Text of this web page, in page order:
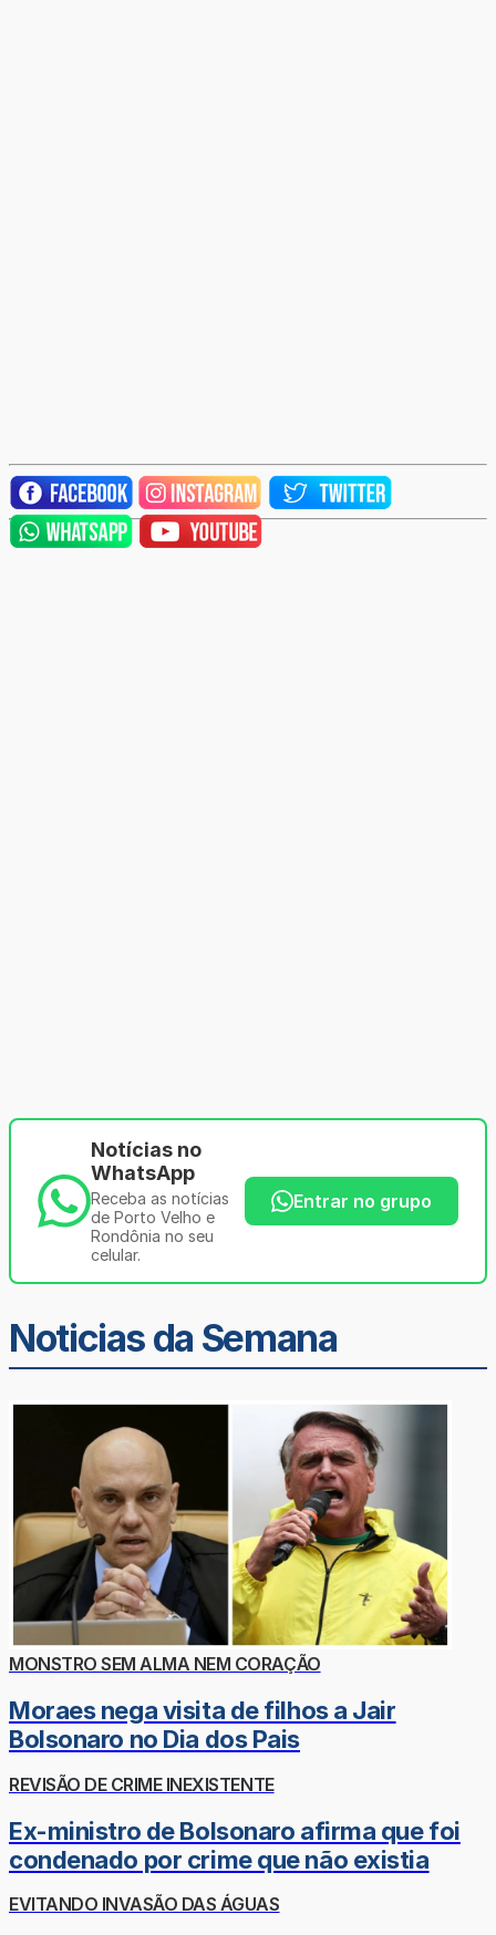
Notícias no
WhatsApp
Receba as notícias
de Porto Velho e
Rondônia no seu
celular.
Entrar no grupo
Noticias da Semana
MONSTRO SEM ALMA NEM CORAÇÃO
Moraes nega visita de filhos a Jair
Bolsonaro no Dia dos Pais
REVISÃO DE CRIME INEXISTENTE
Ex-ministro de Bolsonaro afirma que foi
condenado por crime que não existia
EVITANDO INVASÃO DAS ÁGUAS